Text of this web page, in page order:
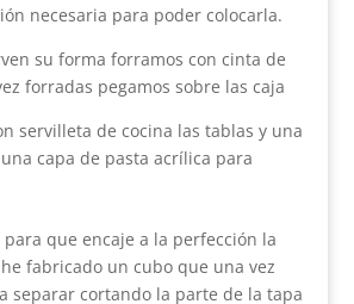
necesaria para poder colocarla.
su forma forramos con cinta de
forradas pegamos sobre las caja
servilleta de cocina las tablas y una
capa de pasta acrílica para
para que encaje a la perfección la
fabricado un cubo que una vez
separar cortando la parte de la tapa